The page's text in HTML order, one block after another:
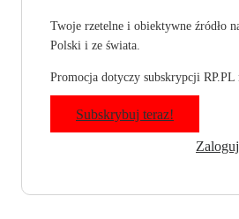
Twoje rzetelne i obiektywne źródło
Polski i ze świata.
Promocja dotyczy subskrypcji RP.PL
Subskrybuj teraz!